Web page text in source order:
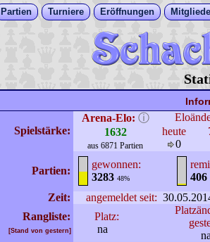
Partien Turniere Eröffnungen
Spielstärke:
Arena-Elo: ⓘ
1632
aus 6871 Partien
heute
0
Partien:
gewonnen:
3283 48%
406
Zeit:
angemeldet seit:
Rangliste:
[Stand von gestern]
Platz:
na